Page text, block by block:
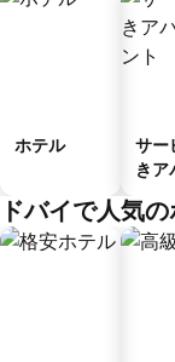
ホテル
サー
きア
ドバイで人気